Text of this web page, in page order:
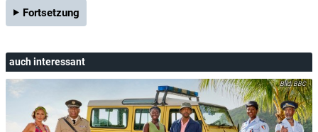
Fortsetzung
auch interessant
BBC